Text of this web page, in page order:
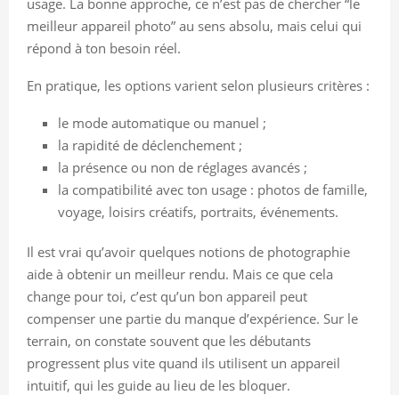
meilleur appareil photo” au sens absolu, mais celui qui
répond à ton besoin réel.
En pratique, les options varient selon plusieurs critères :
le mode automatique ou manuel ;
la rapidité de déclenchement ;
la présence ou non de réglages avancés ;
la compatibilité avec ton usage : photos de famille,
voyage, loisirs créatifs, portraits, événements.
Il est vrai qu’avoir quelques notions de photographie
aide à obtenir un meilleur rendu. Mais ce que cela
change pour toi, c’est qu’un bon appareil peut
compenser une partie du manque d’expérience. Sur le
terrain, on constate souvent que les débutants
progressent plus vite quand ils utilisent un appareil
intuitif, qui les guide au lieu de les bloquer.